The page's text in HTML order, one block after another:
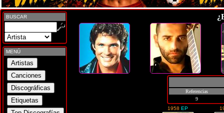
BUSCAR
MENÚ
Referencias
9
1958EP